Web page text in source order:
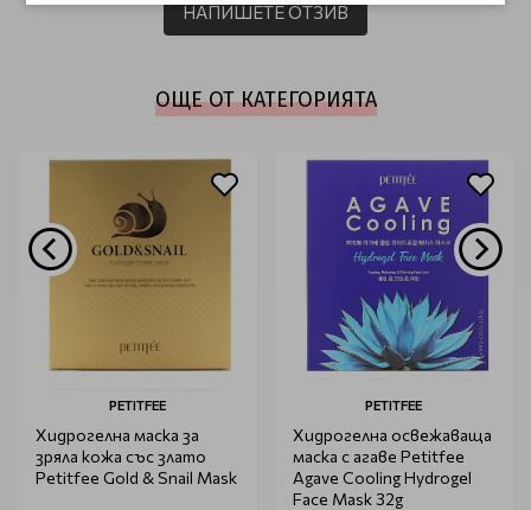
НАПИШЕТЕ ОТЗИВ
ОЩЕ ОТ КАТЕГОРИЯТА
PETITFEE
Хидрогелна маска за
зряла кожа със злато
Petitfee Gold & Snail Mask
PETITFEE
Хидрогелна освежаваща
маска с агаве Petitfee
Agave Cooling Hydrogel
Face Mask 32g